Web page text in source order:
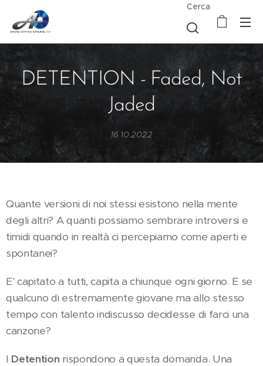
Cerca
DETENTION - Faded, Not
Jaded
16.10.2022
Quante versioni di noi stessi esistono nella mente
degli altri? A quanti possiamo sembrare introversi e
timidi quando in realtà ci percepiamo come aperti e
spontanei?
E' capitato a tutti, capita a chiunque ogni giorno. E se
qualcuno di estremamente giovane ma allo stesso
tempo con talento indiscusso decidesse di farci una
canzone?
I Detention rispondono a questa domanda. Una